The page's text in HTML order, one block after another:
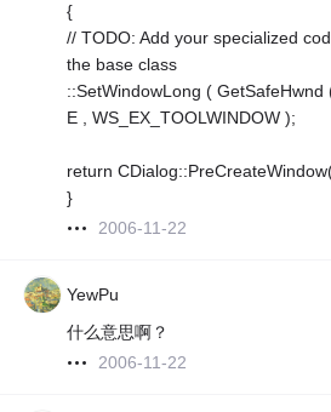
{
// TODO: Add your specialized
the base class
::SetWindowLong ( GetSafeHwnd
E , WS_EX_TOOLWINDOW );
return
}
2006-11-22
YewPu
什么意思啊？
2006-11-22